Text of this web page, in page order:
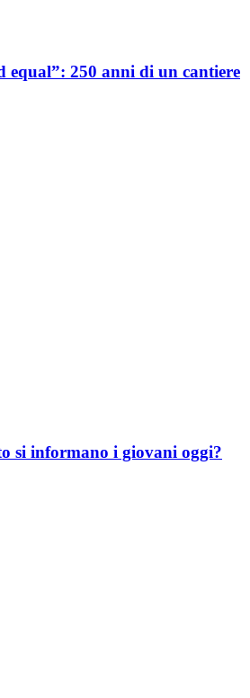
equal”: 250 anni di un cantiere
si informano i giovani oggi?